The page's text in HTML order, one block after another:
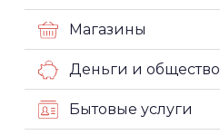
Магазины
Деньги и общество
Бытовые услуги